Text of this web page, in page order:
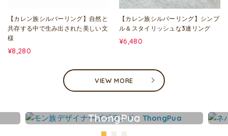
【カレン族シルバーリング】自然と
共存する中で生み出された美しい文
様
¥8,280
【カレン族シルバーリング】シンプ
ル＆スタイリッシュな3連リング
¥6,480
VIEW MORE
ThongPua